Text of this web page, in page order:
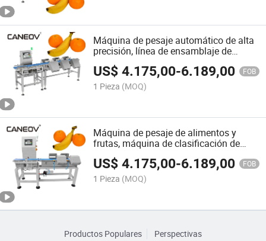
Máquina de pesaje automático de alta
precisión, línea de ensamblaje de
fábrica, verificación de sobrecarga de
medicamentos, verificación de peso
insuficiente, máquina de pesaje y
clasificación de peso
US$4.175,00-6.189,00 FOB
1 Pieza (MOQ)
Máquina de pesaje de alimentos y
frutas, máquina de clasificación de
pesaje de tres niveles, línea de
ensamblaje, máquina de clasificación,
verificador dinámico automático
US$4.175,00-6.189,00 FOB
1 Pieza (MOQ)
Productos Populares Perspectivas